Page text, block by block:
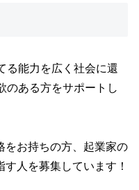
る能力を広く社会に還
のある方をサポートし
をお持ちの方、起業家の
人を募集しています！